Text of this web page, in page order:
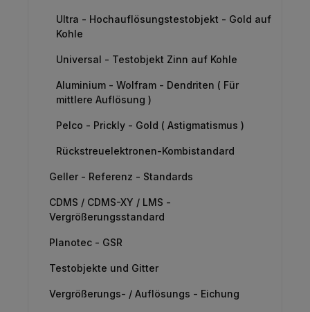
Ultra - Hochauflösungstestobjekt - Gold auf
Kohle
Universal - Testobjekt Zinn auf Kohle
Aluminium - Wolfram - Dendriten ( Für
mittlere Auflösung )
Pelco - Prickly - Gold ( Astigmatismus )
Rückstreuelektronen-Kombistandard
Geller - Referenz - Standards
CDMS / CDMS-XY / LMS -
Vergrößerungsstandard
Planotec - GSR
Testobjekte und Gitter
Vergrößerungs- / Auflösungs - Eichung